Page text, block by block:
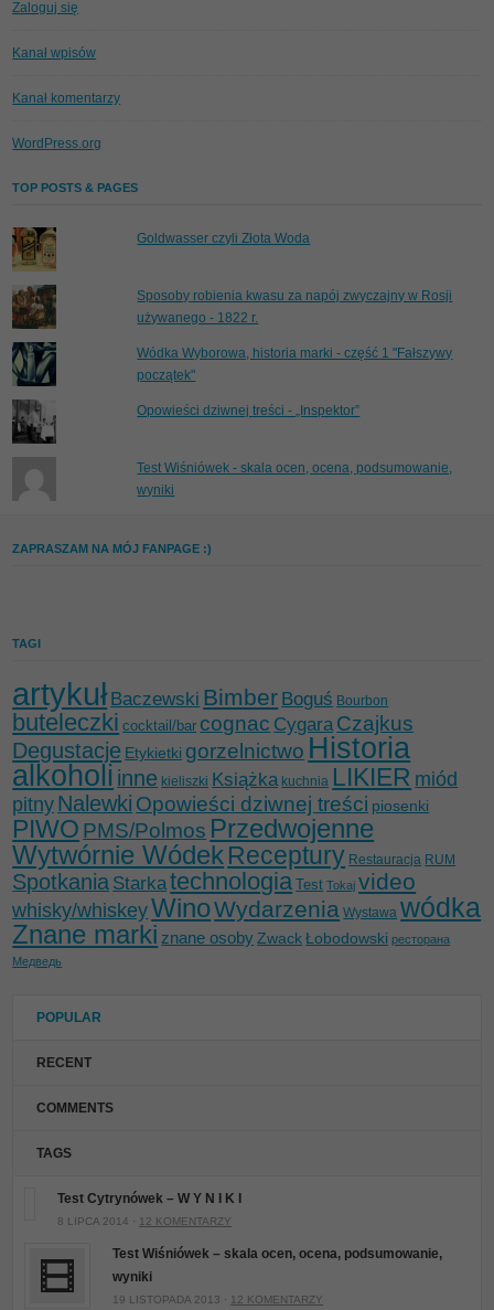
Zaloguj się
Kanał wpisów
Kanał komentarzy
WordPress.org
TOP POSTS & PAGES
Goldwasser czyli Złota Woda
Sposoby robienia kwasu za napój zwyczajny w Rosji
używanego - 1822 r.
Wódka Wyborowa, historia marki - część 1 "Fałszywy
początek"
Opowieści dziwnej treści - „Inspektor”
Test Wiśniówek - skala ocen, ocena, podsumowanie,
wyniki
ZAPRASZAM NA MÓJ FANPAGE :)
TAGI
artykułBaczewski Bimber Boguś Bourbon
buteleczki cocktail/bar cognac CygaraCzajkus
Degustacje Etykietki gorzelnictwo Historia
alkoholi inne kieliszki Książka kuchnia LIKIER miód
pitny Nalewki Opowieści dziwnej treści piosenki
PIWO PMS/Polmos Przedwojenne
Wytwórnie WódekReceptury Restauracja RUM
Spotkania Starkatechnologia Test Tokaj video
whisky/whiskeyWinoWydarzenia Wystawa wódka
Znane marki znane osoby Zwack Łobodowski ресторана
Медведь
POPULAR
RECENT
COMMENTS
TAGS
Test Cytrynówek – W Y N I K I
8 LIPCA 2014 · 12 KOMENTARZY
Test Wiśniówek – skala ocen, ocena, podsumowanie,
wyniki
19 LISTOPADA 2013 · 12 KOMENTARZY